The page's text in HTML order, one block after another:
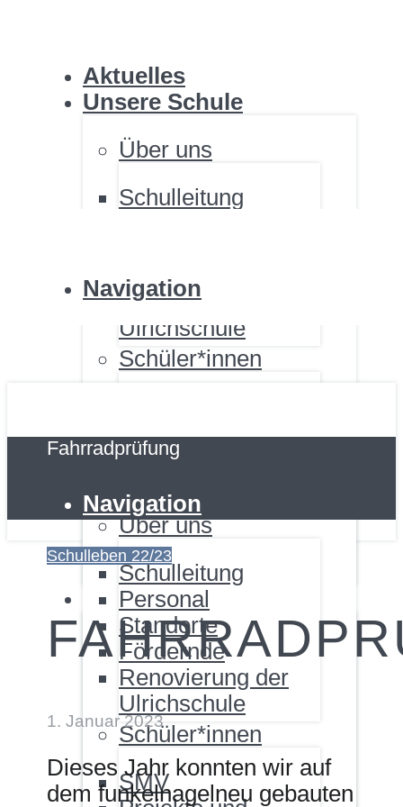
Aktuelles
Unsere Schule
Über uns
Schulleitung
Fördernde
Renovierung der
Ulrichschule
Schüler*innen
Projekte und
Kooperationen
Eltern
Elternbeirat
Förderverein
Unser Angebot
Beratung
JaS
Schulpsychologie
Beratungslehrkraft
Sonderpädagogische
Beratungsstelle
Navigation
Aktuelles
Über uns
Schulleitung
Personal
Standorte
Fördernde
Renovierung der
Ulrichschule
Schüler*innen
SMV
Fahrradprüfung
Navigation
Schulleben 22/23
1. Januar 2023
Dieses Jahr konnten wir auf
dem funkelnagelneu gebauten